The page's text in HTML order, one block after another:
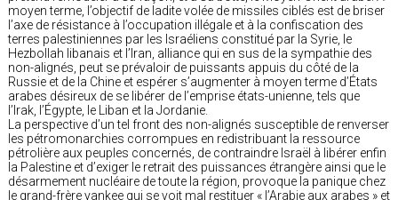
moyen terme, l’objectif de ladite volée de missiles ciblés est de briser
l’axe de résistance à l’occupation illégale et à la confiscation des
terres palestiniennes par les Israéliens constitué par la Syrie, le
Hezbollah libanais et l’Iran, alliance qui en sus de la sympathie des
non-alignés, peut se prévaloir de puissants appuis du côté de la
Russie et de la Chine et espérer s’augmenter à moyen terme d’États
arabes désireux de se libérer de l’emprise états-unienne, tels que
l’Irak, l’Égypte, le Liban et la Jordanie.
La perspective d’un tel front des non-alignés susceptible de renverser
les pétromonarchies corrompues en redistribuant la ressource
pétrolière aux peuples concernés, de contraindre Israël à libérer enfin
la Palestine et d’exiger le retrait des puissances étrangère ainsi que le
désarmement nucléaire de toute la région, provoque la panique chez
le grand-frère yankee qui se voit mal restituer « l’Arabie aux arabes » et